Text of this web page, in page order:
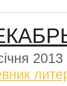
2013